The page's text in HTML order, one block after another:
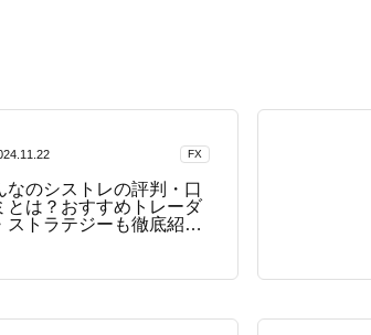
FX
なのシストレの評判・口
とは？おすすめトレーダ
ストラテジーも徹底紹